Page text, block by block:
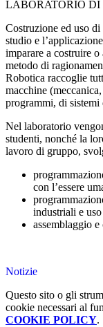
LABORATORIO DI
Costruzione ed uso
studio e
imparare a costruire
metodo di
Robotica raccoglie
macchine
programmi, di
Nel laboratorio
studenti, nonché la
lavoro di gruppo,
con l’essere
industriali e
assemblaggio
Notizie
Questo sito o gli
cookie necessari al
COOKIE POLICY.